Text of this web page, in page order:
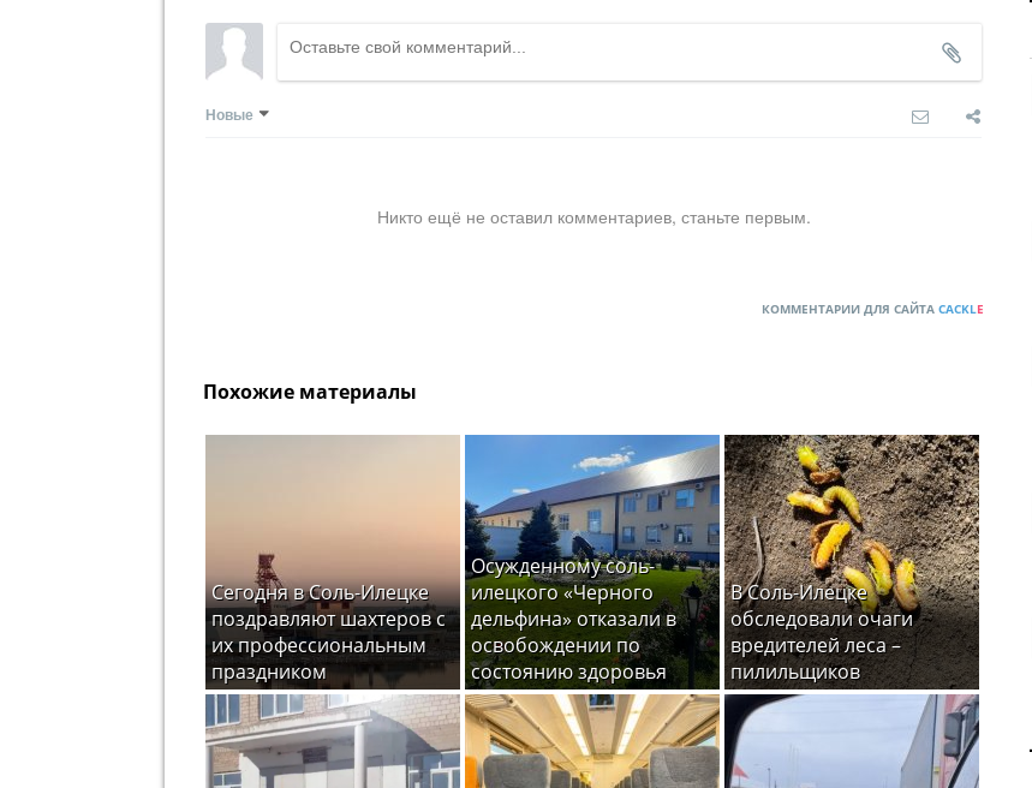
Новые
Никто ещё не оставил комментариев, станьте первым.
КОММЕНТАРИИ ДЛЯ САЙТА CACKLE
Похожие материалы
Сегодня в Соль-Илецке
поздравляют шахтеров с
их профессиональным
праздником
Осужденному соль-
илецкого «Черного
дельфина» отказали в
освобождении по
состоянию здоровья
В Соль-Илецке
обследовали очаги
вредителей леса –
пилильщиков